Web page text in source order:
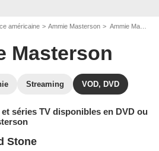
américaine Ammie Masterson Ammie Masterson : ses Blu-Ray, DVD, VOD, SVOD
Masterson
Streaming VOD, DVD
séries TV disponibles en DVD ou
Stone